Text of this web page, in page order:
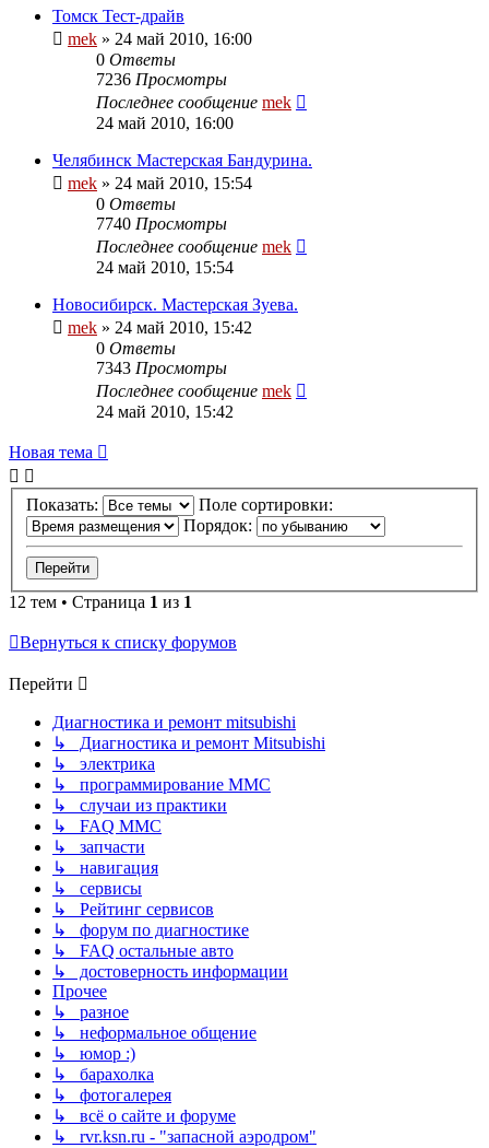
Томск Тест-драйв
mek » 24 май 2010, 16:00
0 Ответы
7236 Просмотры
Последнее сообщение mek
24 май 2010, 16:00
Челябинск Мастерская Бандурина.
mek » 24 май 2010, 15:54
0 Ответы
7740 Просмотры
Последнее сообщение mek
24 май 2010, 15:54
Новосибирск. Мастерская Зуева.
mek » 24 май 2010, 15:42
0 Ответы
7343 Просмотры
Последнее сообщение mek
24 май 2010, 15:42
Новая тема
Показать:
Поле сортировки:
Порядок:
12 тем • Страница 1 из 1
Вернуться к списку форумов
Перейти
Диагностика и ремонт mitsubishi
↳ Диагностика и ремонт Mitsubishi
↳ электрика
↳ программирование MMC
↳ случаи из практики
↳ FAQ MMC
↳ запчасти
↳ навигация
↳ сервисы
↳ Рейтинг сервисов
↳ форум по диагностике
↳ FAQ остальные авто
↳ достоверность информации
Прочее
↳ разное
↳ неформальное общение
↳ юмор :)
↳ барахолка
↳ фотогалерея
↳ всё о сайте и форуме
↳ rvr.ksn.ru - "запасной аэродром"